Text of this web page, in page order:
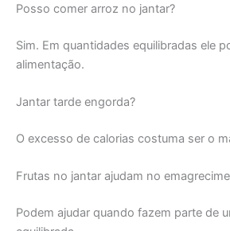
Posso comer arroz no jantar?
Sim. Em quantidades equilibradas ele
alimentação.
Jantar tarde engorda?
O excesso de calorias costuma ser o
Frutas no jantar ajudam no
Podem ajudar quando fazem parte de